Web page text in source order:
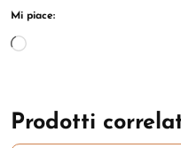
Mi piace:
Caricamento
Prodotti